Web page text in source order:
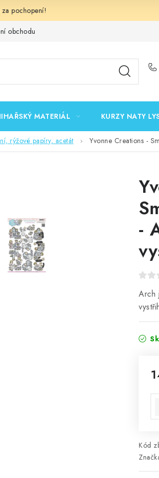
pochopení!
obchodu
MATERIÁL KURZY NATY
rýžové papíry, acetát Yvonne Creations -
-
Arch
Kód